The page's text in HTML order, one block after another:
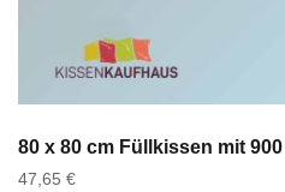
80 x 80 cm Füllkissen mit
47,65 €